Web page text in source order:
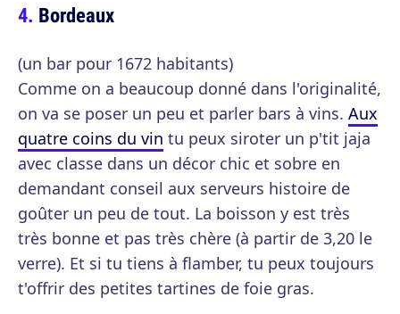
Bordeaux
(un bar pour 1672 habitants)
Comme on a beaucoup donné dans l'originalité,
on va se poser un peu et parler bars à vins. Aux
quatre coins du vin tu peux siroter un p'tit jaja
avec classe dans un décor chic et sobre en
demandant conseil aux serveurs histoire de
goûter un peu de tout. La boisson y est très
très bonne et pas très chère (à partir de 3,20 le
verre). Et si tu tiens à flamber, tu peux toujours
t'offrir des petites tartines de foie gras.